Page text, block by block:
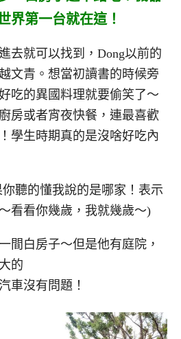
界第一台就在這！
去就可以找到，Dong以前的
文青。想當初讀書的時候旁
吃的異國料理就要偷笑了～
房或者宵夜快餐，連最喜歡
學生時期真的是沒啥好吃內
聽的懂我說的是哪家！表示
看看你幾歲，我就幾歲～)
間白房子～但是他有庭院，
的
車沒有問題！